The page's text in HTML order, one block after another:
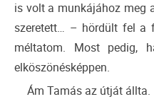
is volt a munkájához meg
szeretett… – hördült fel a
méltatom. Most pedig,
elköszönésképpen.
Ám Tamás az útját állta.